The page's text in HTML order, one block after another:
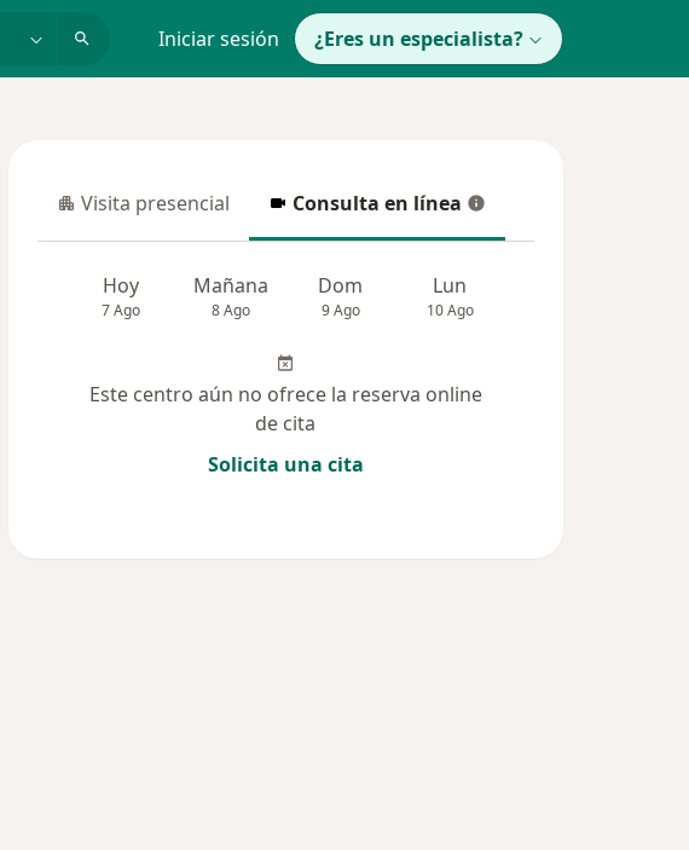
Iniciar sesión ¿Eres un especialista?
Visita presencial
Visita presencial Consulta en línea
Consulta en línea
Hoy
7 Ago
Mañana
8 Ago
Dom
9 Ago
Lun
10 Ago
Este centro aún no ofrece la reserva online
de cita
Solicita una cita